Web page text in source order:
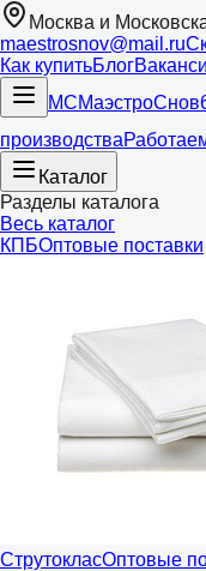
Москва и
maestrosnov@mail.ru
Как купитьБлог
МСМаэстроСнов
производства
Каталог
Разделы каталога
Весь каталог
КПБОптовые поставки
СтрутокласОптовые